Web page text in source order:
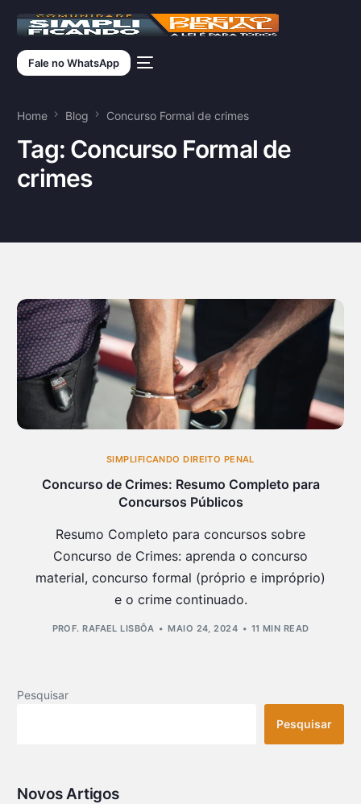
Fale no WhatsApp
Home Blog Concurso Formal de crimes
Tag: Concurso Formal de
crimes
SIMPLIFICANDO DIREITO PENAL
Concurso de Crimes: Resumo Completo para
Concursos Públicos
Resumo Completo para concursos sobre
Concurso de Crimes: aprenda o concurso
material, concurso formal (próprio e impróprio)
e o crime continuado.
PROF. RAFAEL LISBÔA MAIO 24, 2024 11 MIN READ
Pesquisar
Pesquisar
Novos Artigos